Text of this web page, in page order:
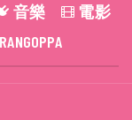
音樂
電影